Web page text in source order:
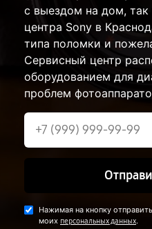
с выездом на дом, так
центра Sony в
типа поломки и
Сервисный центр
оборудованием для
проблем
Нажимая на кнопку
моих персональных данных.